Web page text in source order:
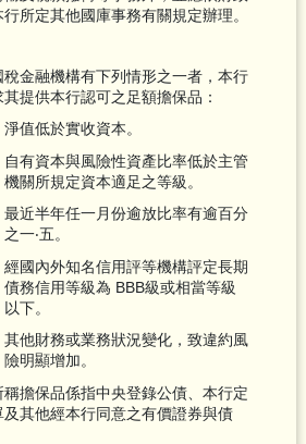
所定其他國庫事務有關規定辦理。
稅金融機構有下列情形之一者，本行
提供本行認可之足額擔保品：
淨值低於實收資本。
自有資本與風險性資產比率低於主管
機關所規定資本適足之等級。
最近半年任一月份逾放比率有逾百分
之一‧五。
經國內外知名信用評等機構評定長期
債務信用等級為 BBB級或相當等級
以下。
其他財務或業務狀況變化，致違約風
險明顯增加。
稱擔保品係指中央登錄公債、本行定
及其他經本行同意之有價證券與債